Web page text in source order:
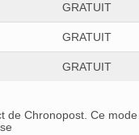
GRATUIT
GRATUIT
GRATUIT
de Chronopost. Ce mode